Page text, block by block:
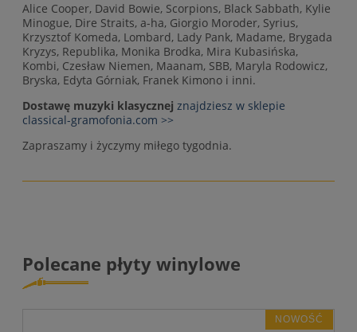
Alice Cooper, David Bowie, Scorpions, Black Sabbath, Kylie
Minogue, Dire Straits, a-ha, Giorgio Moroder, Syrius,
Krzysztof Komeda, Lombard, Lady Pank, Madame, Brygada
Kryzys, Republika, Monika Brodka, Mira Kubasińska,
Kombi, Czesław Niemen, Maanam, SBB, Maryla Rodowicz,
Bryska, Edyta Górniak, Franek Kimono i inni.
Dostawę muzyki klasycznej znajdziesz w sklepie
classical-gramofonia.com >>
Zapraszamy i życzymy miłego tygodnia.
Polecane płyty winylowe
NOWOŚĆ